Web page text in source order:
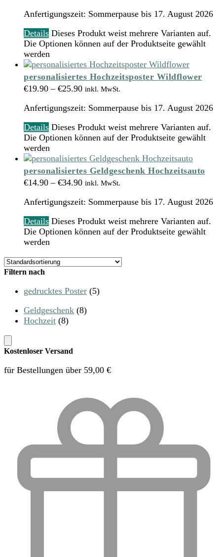
Anfertigungszeit: Sommerpause bis 17. August 2026
Details Dieses Produkt weist mehrere Varianten auf.
Die Optionen können auf der Produktseite gewählt
werden
personalisiertes Hochzeitsposter Wildflower
€19.90 – €25.90 inkl. MwSt.
Anfertigungszeit: Sommerpause bis 17. August 2026
Details Dieses Produkt weist mehrere Varianten auf.
Die Optionen können auf der Produktseite gewählt
werden
personalisiertes Geldgeschenk Hochzeitsauto
€14.90 – €34.90 inkl. MwSt.
Anfertigungszeit: Sommerpause bis 17. August 2026
Details Dieses Produkt weist mehrere Varianten auf.
Die Optionen können auf der Produktseite gewählt
werden
Filtern nach
gedrucktes Poster (5)
Geldgeschenk (8)
Hochzeit (8)
Kostenloser Versand
für Bestellungen über 59,00 €